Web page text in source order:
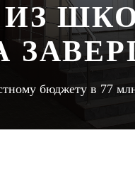
бюджету в 77